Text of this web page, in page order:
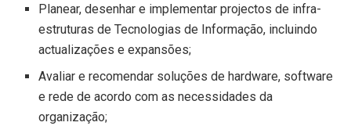
Planear, desenhar e implementar projectos de infra-
estruturas de Tecnologias de Informação, incluindo
actualizações e expansões;
Avaliar e recomendar soluções de hardware, software
e rede de acordo com as necessidades da
organização;